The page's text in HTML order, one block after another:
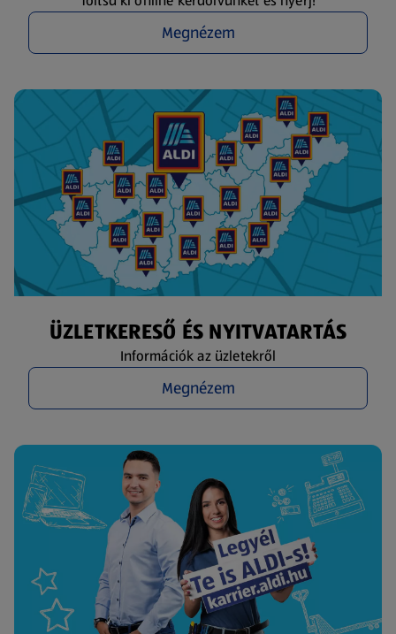
Megnézem
ÜZLETKERESŐ ÉS NYITVATARTÁS
Információk az üzletekről
Megnézem